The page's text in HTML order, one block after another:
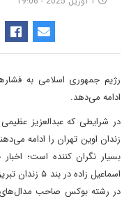
رژیم جمهوری اسلامی به
ادامه می‌دهد.
در شرایطی که عبدالعزیز
زندان اوین تهران را ادامه
بسیار نگران کننده است؛
اسماعیل زاده
در رشته بوکس صاحب مدال‌های